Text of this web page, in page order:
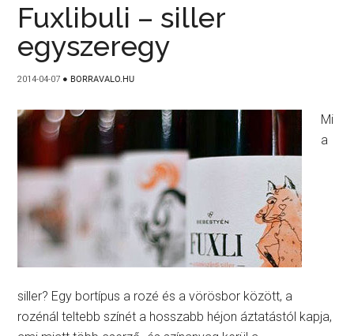
Fuxlibuli – siller
egyszeregy
2014-04-07 ● BORRAVALO.HU
Mi
a
siller? Egy bortípus a rozé és a vörösbor között, a
rozénál teltebb színét a hosszabb héjon áztatástól kapja,